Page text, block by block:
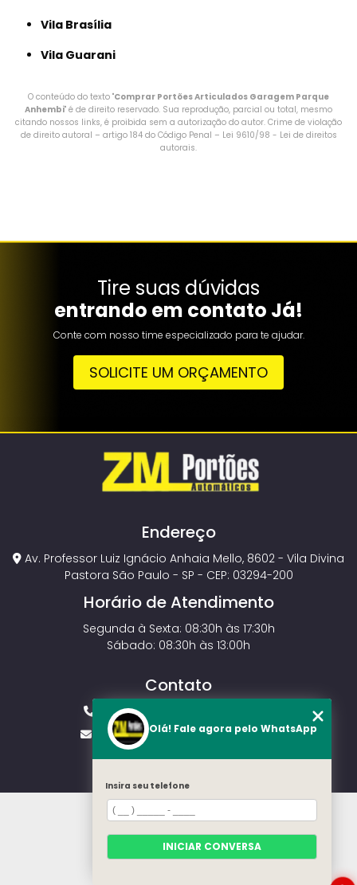
Vila Brasília
Vila Guarani
O conteúdo do texto "Comprar Portões Articulados Garagem Parque
Anhembi" é de direito reservado. Sua reprodução, parcial ou total, mesmo
citando nossos links, é proibida sem a autorização do autor. Crime de violação
de direito autoral – artigo 184 do Código Penal – Lei 9610/98 - Lei de direitos
autorais.
Tire suas dúvidas
entrando em contato Já!
Conte com nosso time especializado para te ajudar.
SOLICITE UM ORÇAMENTO
Endereço
Av. Professor Luiz Ignácio Anhaia Mello, 8602 - Vila Divina
Pastora São Paulo - SP - CEP: 03294-200
Horário de Atendimento
Segunda à Sexta: 08:30h às 17:30h
Sábado: 08:30h às 13:00h
Contato
(11) 2143-4826
vendas.zmportoes@gmail.com
HOME
MODELOS
CONTATO
Olá! Fale agora pelo WhatsApp
Insira seu telefone
INICIAR CONVERSA